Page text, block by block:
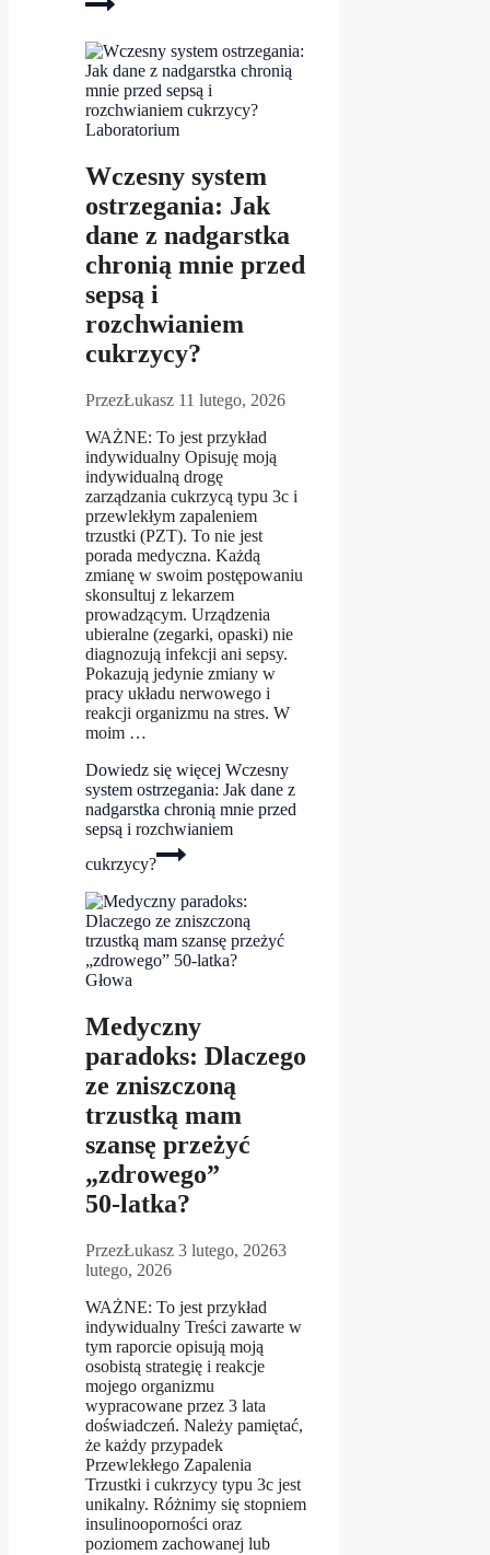
Laboratorium
Wczesny system
ostrzegania: Jak
dane z nadgarstka
chronią mnie przed
sepsą i
rozchwianiem
cukrzycy?
PrzezŁukasz 11 lutego, 2026
WAŻNE: To jest przykład
indywidualny Opisuję moją
indywidualną drogę
zarządzania cukrzycą typu 3c i
przewlekłym zapaleniem
trzustki (PZT). To nie jest
porada medyczna. Każdą
zmianę w swoim postępowaniu
skonsultuj z lekarzem
prowadzącym. Urządzenia
ubieralne (zegarki, opaski) nie
diagnozują infekcji ani sepsy.
Pokazują jedynie zmiany w
pracy układu nerwowego i
reakcji organizmu na stres. W
moim …
Dowiedz się więcej Wczesny
system ostrzegania: Jak dane z
nadgarstka chronią mnie przed
sepsą i rozchwianiem
cukrzycy?
Głowa
Medyczny
paradoks: Dlaczego
ze zniszczoną
trzustką mam
szansę przeżyć
„zdrowego”
50‑latka?
PrzezŁukasz 3 lutego, 20263
lutego, 2026
WAŻNE: To jest przykład
indywidualny Treści zawarte w
tym raporcie opisują moją
osobistą strategię i reakcje
mojego organizmu
wypracowane przez 3 lata
doświadczeń. Należy pamiętać,
że każdy przypadek
Przewlekłego Zapalenia
Trzustki i cukrzycy typu 3c jest
unikalny. Różnimy się stopniem
insulinooporności oraz
poziomem zachowanej lub